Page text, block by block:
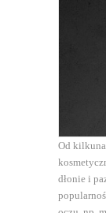
Od
dłonie i